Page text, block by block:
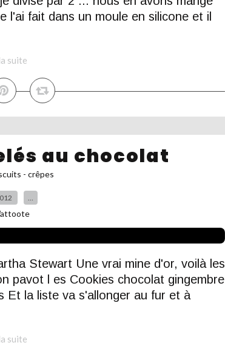
l'ai fait dans un moule en silicone et il
suite
au chocolat
- crêpes
…
Stewart Une vrai mine d'or, voilà les
pavot l es Cookies chocolat gingembre
Et la liste va s'allonger au fur et à
suite